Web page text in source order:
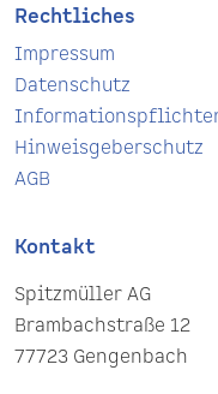
Rechtliches
Impressum
Datenschutz
Hinweisgeberschutz
AGB
Kontakt
Spitzmüller AG
Brambachstraße 12
77723 Gengenbach